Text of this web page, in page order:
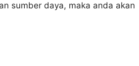
sumber daya, maka anda akan